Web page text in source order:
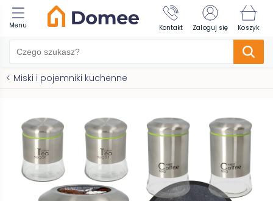
Menu Kontakt Zaloguj się Koszyk
< Miski i pojemniki kuchenne